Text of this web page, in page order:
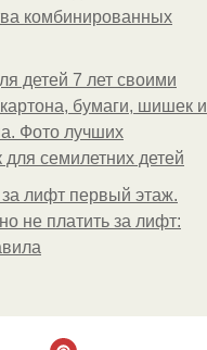
комбинированных
детей 7 лет своими
бумаги, шишек и
Фото лучших
для семилетних детей
лифт первый этаж.
не платить за лифт: